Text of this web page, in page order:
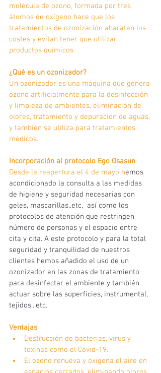
molécula de ozono, formada por tres
átomos de oxígeno hace que los
tratamientos de ozonización abaraten los
costes y evitan tener que utilizar
productos químicos.
¿Qué es un ozonizador?
Un ozonizador es una máquina que genera
ozono artificialmente para la desinfección
y limpieza de ambientes, eliminación de
olores, tratamiento y depuración de aguas,
y también se utiliza para tratamientos
médicos.
Incorporación al protocolo Ego Osasun
Desde la reapertura el 4 de mayo hemos
acondicionado la consulta a las medidas
de higiene y seguridad necesarias con
geles, mascarillas..etc,  así como los
protocolos de atención que restringen
número de personas y el espacio entre
cita y cita. A este protocolo y para la total
seguridad y tranquilidad de nuestros
clientes hemos añadido el uso de un
ozonizador en las zonas de tratamiento
para desinfectar el ambiente y también
actuar sobre las superficies, instrumental,
tejidos...etc.
Ventajas
Destrucción de bacterias, virus y
toxinas como el Covid-19.
El ozono renueva y oxigena el aire en